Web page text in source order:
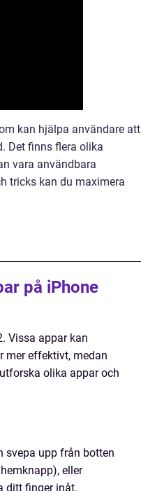
kan hjälpa användare att
Det finns flera olika
vara användbara
tricks kan du maximera
på iPhone
Vissa appar kan
mer effektivt, medan
olika appar och
svepa upp från botten
eller
ditt finger inåt.